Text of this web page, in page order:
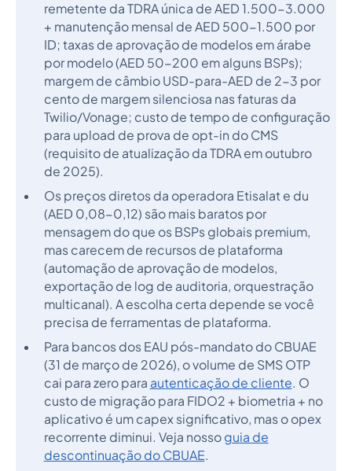
remetente da TDRA única de AED 1.500-3.000
+ manutenção mensal de AED 500-1.500 por
ID; taxas de aprovação de modelos em árabe
por modelo (AED 50-200 em alguns BSPs);
margem de câmbio USD-para-AED de 2-3 por
cento de margem silenciosa nas faturas da
Twilio/Vonage; custo de tempo de configuração
para upload de prova de opt-in do CMS
(requisito de atualização da TDRA em outubro
de 2025).
Os preços diretos da operadora Etisalat e du
(AED 0,08-0,12) são mais baratos por
mensagem do que os BSPs globais premium,
mas carecem de recursos de plataforma
(automação de aprovação de modelos,
exportação de log de auditoria, orquestração
multicanal). A escolha certa depende se você
precisa de ferramentas de plataforma.
Para bancos dos EAU pós-mandato do CBUAE
(31 de março de 2026), o volume de SMS OTP
cai para zero para autenticação de cliente. O
custo de migração para FIDO2 + biometria + no
aplicativo é um capex significativo, mas o opex
recorrente diminui. Veja nosso guia de
descontinuação do CBUAE.